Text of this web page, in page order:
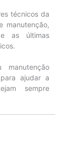
técnicos da
manutenção,
as últimas
ajudar a
sempre